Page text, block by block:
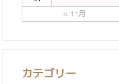
« 11月
カテゴリー